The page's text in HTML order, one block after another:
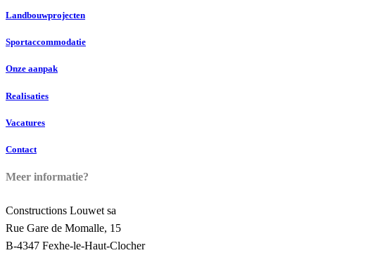
Landbouwprojecten
Sportaccommodatie
Onze aanpak
Realisaties
Vacatures
Contact
Meer informatie?
Constructions Louwet sa
Rue Gare de Momalle, 15
B-4347 Fexhe-le-Haut-Clocher